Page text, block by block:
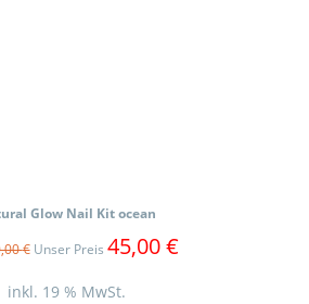
Glow Nail Kit ocean
€ Unser Preis 45,00€
inkl. 19 % MwSt.